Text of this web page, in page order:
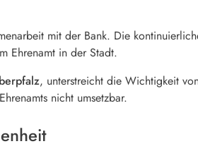
mit der Bank. Die
Ehrenamt in der Stadt.
, unterstreicht die Wichtigkeit
nicht umsetzbar.